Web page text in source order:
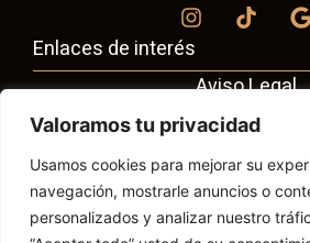
Valoramos tu privacidad
Usamos cookies para mejorar su
navegación, mostrarle anuncios o
personalizados y analizar nuestro
Enlaces de interés
Aviso Legal
Política de
Política de